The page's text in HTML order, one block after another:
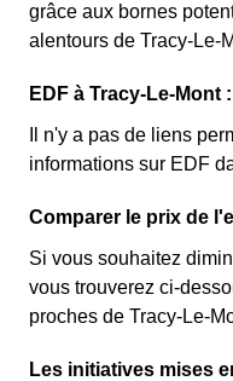
grâce aux bornes
alentours de Tracy-Le-
EDF à Tracy-Le-
Il n'y a pas de liens
informations sur EDF
Comparer le prix de
Si vous souhaitez
vous trouverez ci-
proches de Tracy-Le-
Les initiatives mises